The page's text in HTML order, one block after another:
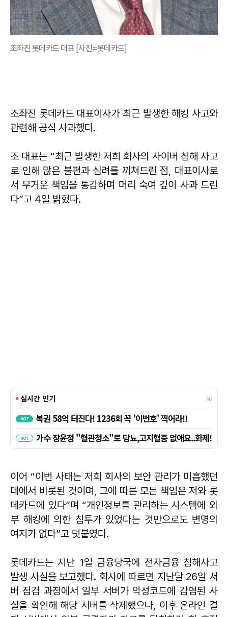
조좌진 롯데카드 대표 [사진=롯데카드]
조좌진 롯데카드 대표이사가 최근 발생한 해킹 사고와
관련해 공식 사과했다.
조 대표는 “최근 발생한 저희 회사의 사이버 침해 사고
로 인해 많은 불편과 심려를 끼쳐드린 점, 대표이사로
서 무거운 책임을 통감하며 머리 숙여 깊이 사과 드린
다”고 4일 밝혔다.
이어 “이번 사태는 저희 회사의 보안 관리가 미흡했던
데에서 비롯된 것이며, 그에 따른 모든 책임은 저와 롯
데카드에 있다”며 “개인정보를 관리하는 시스템에 외
부 해킹에 의한 침투가 있었다는 것만으로도 변명의
여지가 없다”고 덧붙였다.
롯데카드는 지난 1일 금융당국에 전자금융 침해사고
발생 사실을 보고했다. 회사에 따르면 지난달 26일 서
버 점검 과정에서 일부 서버가 악성코드에 감염된 사
실을 확인해 해당 서버를 삭제했으나, 이후 온라인 결